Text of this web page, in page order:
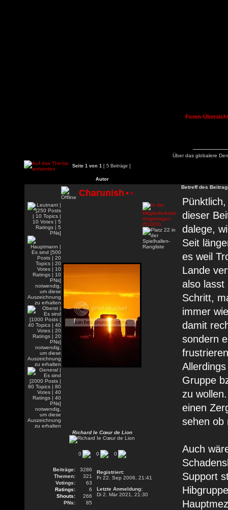
Foren-
Über das globalere
Seite 1 von 1 [ 5 Beiträge ]
Autor
Charunish ••
Richard Ie Cœur de Lion
0 0 0
Beiträge:
3286
Themen:
321
Votings:
63
Ratings:
6
Shouts:
266
PNs:
85
Registriert:
Fr 22. Sep 2006, 21:41
Letzte Anmeldung:
Di 2. Mär 2021, 21:30
Betreff des
dieser
dalege,
Seit
es weil
Lande
also lasst
Schritt,
immer
damit
sondern
Gruppe
zu
einen
sehen ob
Auch
Support